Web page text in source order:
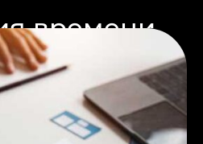
времени
сайта
значительно
проекта.
месяцев на дизайн